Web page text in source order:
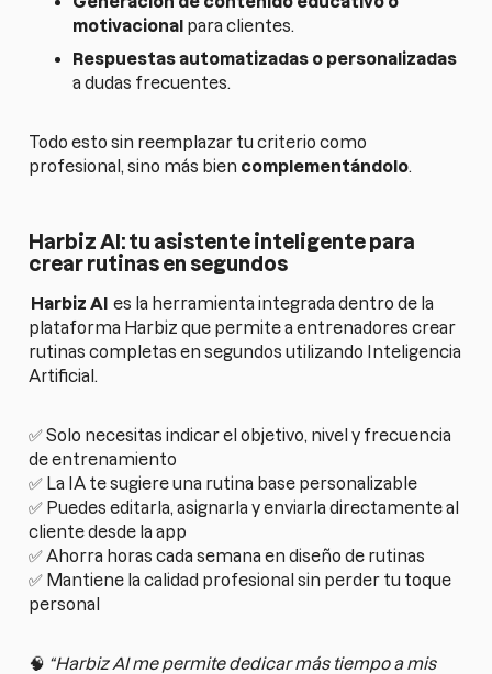
motivacional para clientes.
Respuestas automatizadas o personalizadas
a dudas frecuentes.
Todo esto sin reemplazar tu criterio como
profesional, sino más bien complementándolo.
Harbiz AI: tu asistente inteligente para
crear rutinas en segundos
Harbiz AI es la herramienta integrada dentro de la
plataforma Harbiz que permite a entrenadores crear
rutinas completas en segundos utilizando Inteligencia
Artificial.
✅ Solo necesitas indicar el objetivo, nivel y frecuencia
de entrenamiento
✅ La IA te sugiere una rutina base personalizable
✅ Puedes editarla, asignarla y enviarla directamente al
cliente desde la app
✅ Ahorra horas cada semana en diseño de rutinas
✅ Mantiene la calidad profesional sin perder tu toque
personal
🧠 “Harbiz AI me permite dedicar más tiempo a mis